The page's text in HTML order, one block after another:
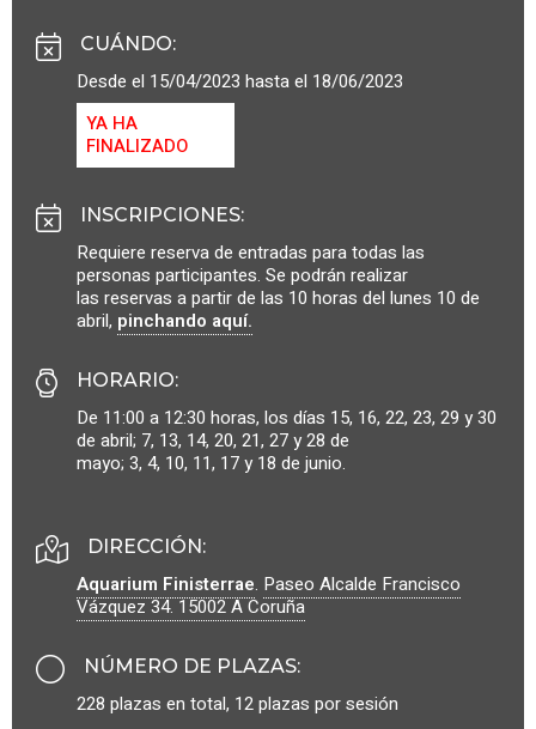
CUÁNDO:
Desde el 15/04/2023 hasta el 18/06/2023
YA HA
FINALIZADO
INSCRIPCIONES:
Requiere reserva de entradas para todas las
personas participantes. Se podrán realizar
las reservas a partir de las 10 horas del lunes 10 de
abril, pinchando aquí.
HORARIO:
De 11:00 a 12:30 horas, los días 15, 16, 22, 23, 29 y 30
de abril; 7, 13, 14, 20, 21, 27 y 28 de
mayo; 3, 4, 10, 11, 17 y 18 de junio.
DIRECCIÓN:
Aquarium Finisterrae. Paseo Alcalde Francisco
Vázquez 34.15002A Coruña
NÚMERO DE PLAZAS:
228 plazas en total, 12 plazas por sesión